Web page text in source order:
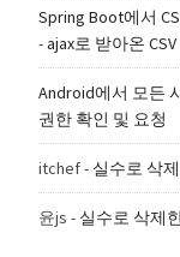
Spring Boot에서
-ajax로 받아온
Android에서 모든
권한 확인 및 요청
itchef- 실수로 삭
윤js - 실수로 삭제